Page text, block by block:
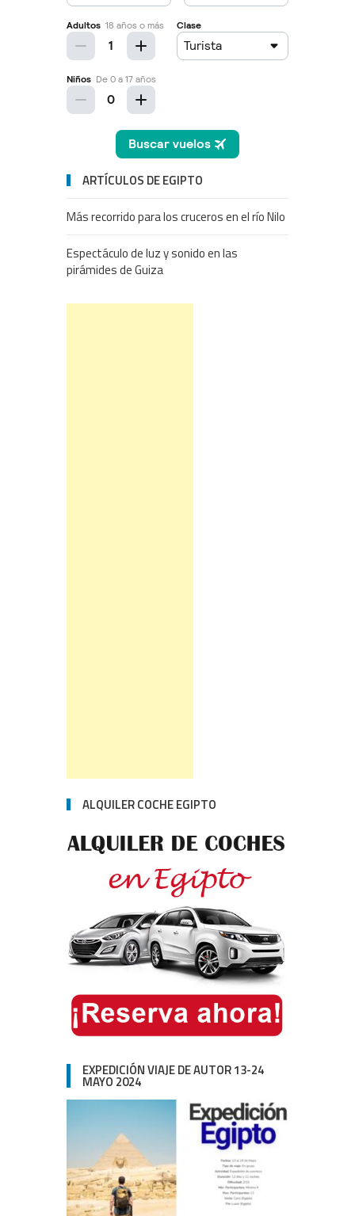
ARTÍCULOS DE EGIPTO
Más recorrido para los cruceros en el río Nilo
Espectáculo de luz y sonido en las
pirámides de Guiza
ALQUILER COCHE EGIPTO
EXPEDICIÓN VIAJE DE AUTOR 13-24
MAYO 2024